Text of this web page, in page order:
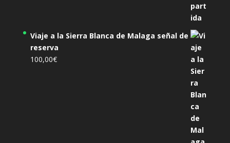
Viaje a la Sierra Blanca de Malaga señal de
reserva
100,00€